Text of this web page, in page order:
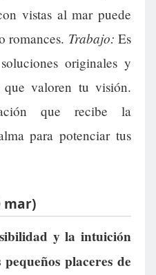
vistas al mar puede
romances. Trabajo: Es
originales y
valoren tu visión.
que recibe la
para potenciar tus
mar)
y la intuición
placeres de